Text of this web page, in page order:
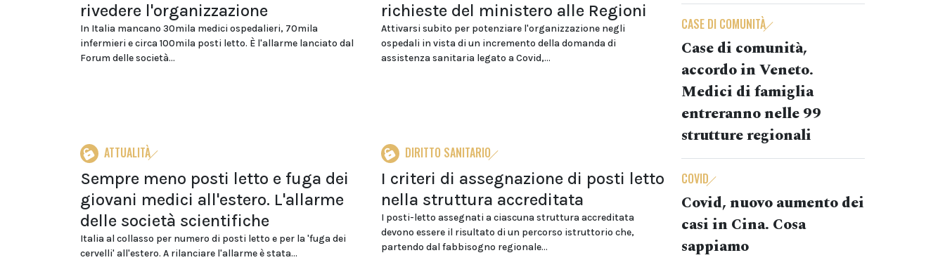
rivedere l'organizzazione
In Italia mancano 30mila medici ospedalieri, 70mila
infermieri e circa 100mila posti letto. È l'allarme lanciato dal
Forum delle società...
richieste del ministero alle Regioni
Attivarsi subito per potenziare l'organizzazione negli
ospedali in vista di un incremento della domanda di
assistenza sanitaria legato a Covid,...
ATTUALITÀ
Sempre meno posti letto e fuga dei
giovani medici all'estero. L'allarme
delle società scientifiche
Italia al collasso per numero di posti letto e per la 'fuga dei
cervelli' all'estero. A rilanciare l'allarme è stata...
DIRITTO SANITARIO
I criteri di assegnazione di posti letto
nella struttura accreditata
I posti-letto assegnati a ciascuna struttura accreditata
devono essere il risultato di un percorso istruttorio che,
partendo dal fabbisogno regionale...
CASE DI COMUNITÀ
Case di comunità,
accordo in Veneto.
Medici di famiglia
entreranno nelle 99
strutture regionali
COVID
Covid, nuovo aumento dei
casi in Cina. Cosa
sappiamo